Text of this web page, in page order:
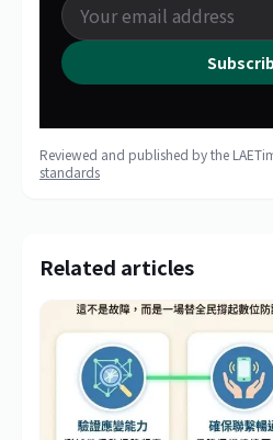
Reviewed and published by the
standards
Related articles